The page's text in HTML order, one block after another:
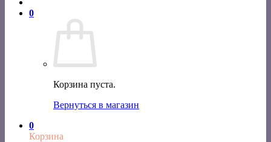
0
Корзина пуста.
Вернуться в магазин
0
Корзина